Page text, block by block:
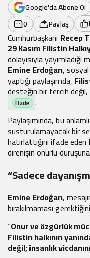
Google'da Abone Ol
0
Paylaş
Cumhurbaşkanı Recep
29 Kasım Filistin
dolayısıyla
Emine Erdoğan,
yaptığı paylaşımda,
desteğin bir tercih
.
Paylaşımında, bu
susturulamayacak bir
hatırlattığını ifade eden
direnişin onurlu
“Sadece
Emine Erdoğan,
bırakılmaması
“Onur ve özgürlük
Filistin halkının
değil; insanlık